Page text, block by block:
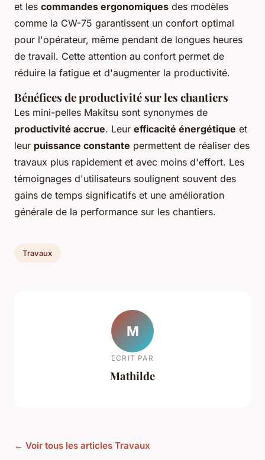
et les commandes ergonomiques des modèles
comme la CW-75 garantissent un confort optimal
pour l'opérateur, même pendant de longues heures
de travail. Cette attention au confort permet de
réduire la fatigue et d'augmenter la productivité.
Bénéfices de productivité sur les chantiers
Les mini-pelles Makitsu sont synonymes de
productivité accrue. Leur efficacité énergétique et
leur puissance constante permettent de réaliser des
travaux plus rapidement et avec moins d'effort. Les
témoignages d'utilisateurs soulignent souvent des
gains de temps significatifs et une amélioration
générale de la performance sur les chantiers.
Travaux
M
ECRIT PAR
Mathilde
← Voir tous les articles Travaux